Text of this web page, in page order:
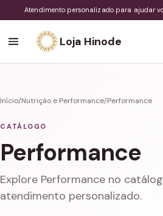
Atendimento personalizado para ajudar
Loja Hinode
Início/Nutrição e Performance/Performance
CATÁLOGO
Performance
Explore Performance no
atendimento personalizado.